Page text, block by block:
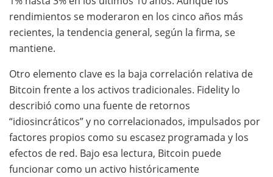
rendimientos se moderaron en los cinco años más
recientes, la tendencia general, según la firma, se
mantiene.
Otro elemento clave es la baja correlación relativa de
Bitcoin frente a los activos tradicionales. Fidelity lo
describió como una fuente de retornos
“idiosincráticos” y no correlacionados, impulsados por
factores propios como su escasez programada y los
efectos de red. Bajo esa lectura, Bitcoin puede
funcionar como un activo históricamente